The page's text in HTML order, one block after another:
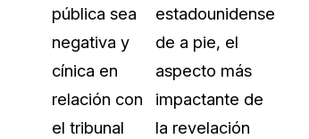
pública sea
negativa y
cínica en
relación con
el tribunal
estadounidense
de a pie, el
aspecto más
impactante de
la revelación